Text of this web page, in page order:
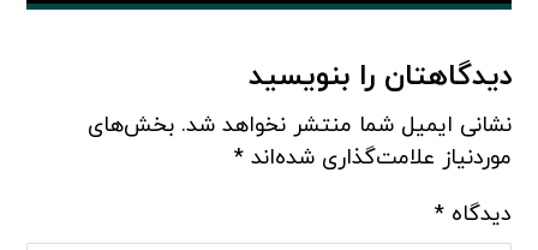
دیدگاهتان را بنویسید
نشانی ایمیل شما منتشر نخواهد شد. بخش‌های
موردنیاز علامت‌گذاری شده‌اند*
دیدگاه*